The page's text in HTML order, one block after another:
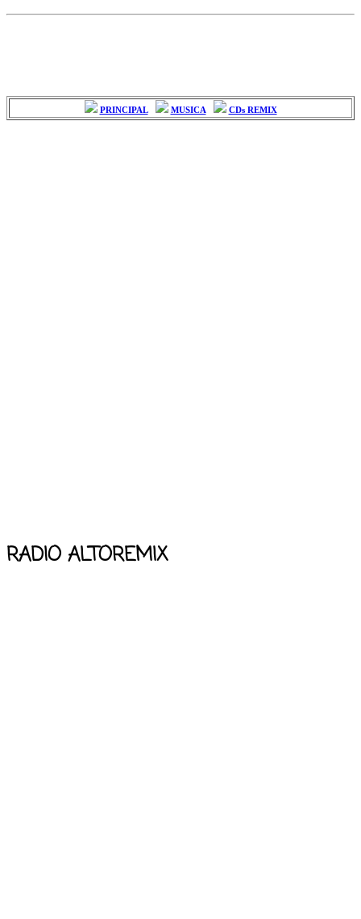
PRINCIPAL MUSICA CDs REMIX
RADIO ALTOREMIX